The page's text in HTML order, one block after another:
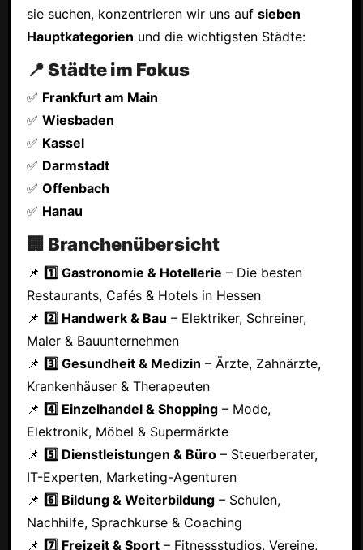
sie suchen, konzentrieren wir uns auf sieben
Hauptkategorien und die wichtigsten Städte:
📍 Städte im Fokus
✅ Frankfurt am Main
✅ Wiesbaden
✅ Kassel
✅ Darmstadt
✅ Offenbach
✅ Hanau
🏢 Branchenübersicht
📌 1️⃣ Gastronomie & Hotellerie – Die besten
Restaurants, Cafés & Hotels in Hessen
📌 2️⃣ Handwerk & Bau – Elektriker, Schreiner,
Maler & Bauunternehmen
📌 3️⃣ Gesundheit & Medizin – Ärzte, Zahnärzte,
Krankenhäuser & Therapeuten
📌 4️⃣ Einzelhandel & Shopping– Mode,
Elektronik, Möbel & Supermärkte
📌 5️⃣ Dienstleistungen & Büro– Steuerberater,
IT-Experten, Marketing-Agenturen
📌 6️⃣ Bildung & Weiterbildung– Schulen,
Nachhilfe, Sprachkurse & Coaching
📌 7️⃣ Freizeit & Sport– Fitnessstudios, Vereine,